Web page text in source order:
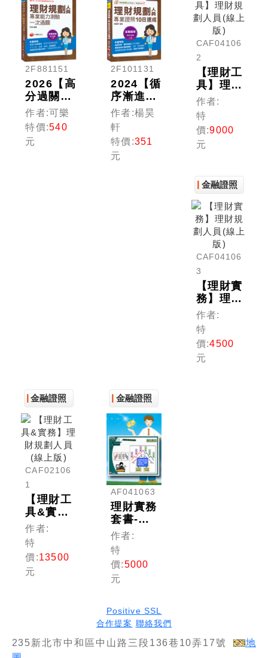
2F881151
2026【高
分過關看
這本!】
理財規劃
人員專業
能力測驗
作者:可樂
特價:540
元
2F101131
2024【循
序漸進的
10日規
劃】理財
規劃人員
專業證照
10日速
作者:楊昊
軒
特價:351
元
CAF04106
2
【理財工
具】理財
規劃人員
(線上版)
作者:
特
價:9000
元
金融證照
CAF04106
3
【理財實
務】理財
規劃人員
(線上版)
作者:
特
價:4500
元
金融證照
CAF02106
1
【理財工
具&實
務】理財
規劃人員
(線上版)
作者:
特
價:13500
元
金融證照
AF041063
理財實務
套書-多
媒體課程
(理財規
劃人員)
作者:
特
價:5000
元
Positive SSL
合作提案 聯絡我們
235新北市中和區中山路三段136巷10弄17號
地